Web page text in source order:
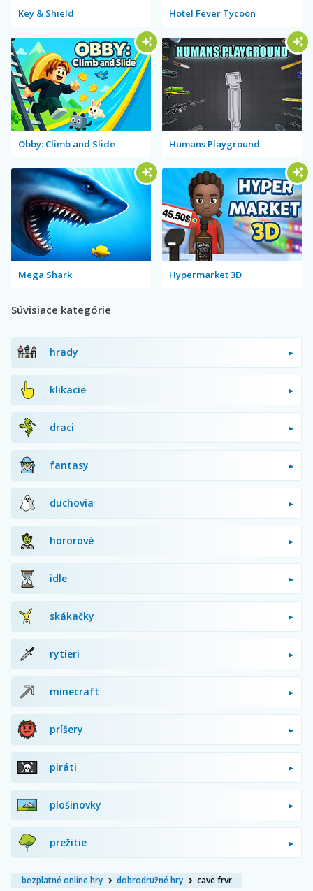
Key & Shield Hotel Fever Tycoon
Obby: Climb and Slide Humans Playground
Mega Shark Hypermarket 3D
Súvisiace kategórie
hrady
klikacie
draci
fantasy
duchovia
hororové
idle
skákačky
rytieri
minecraft
príšery
piráti
plošinovky
prežitie
bezplatné online hry dobrodružné hry cave frvr